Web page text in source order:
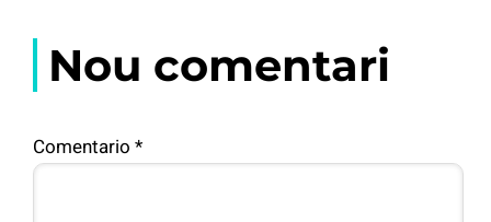
Nou comentari
Comentario *